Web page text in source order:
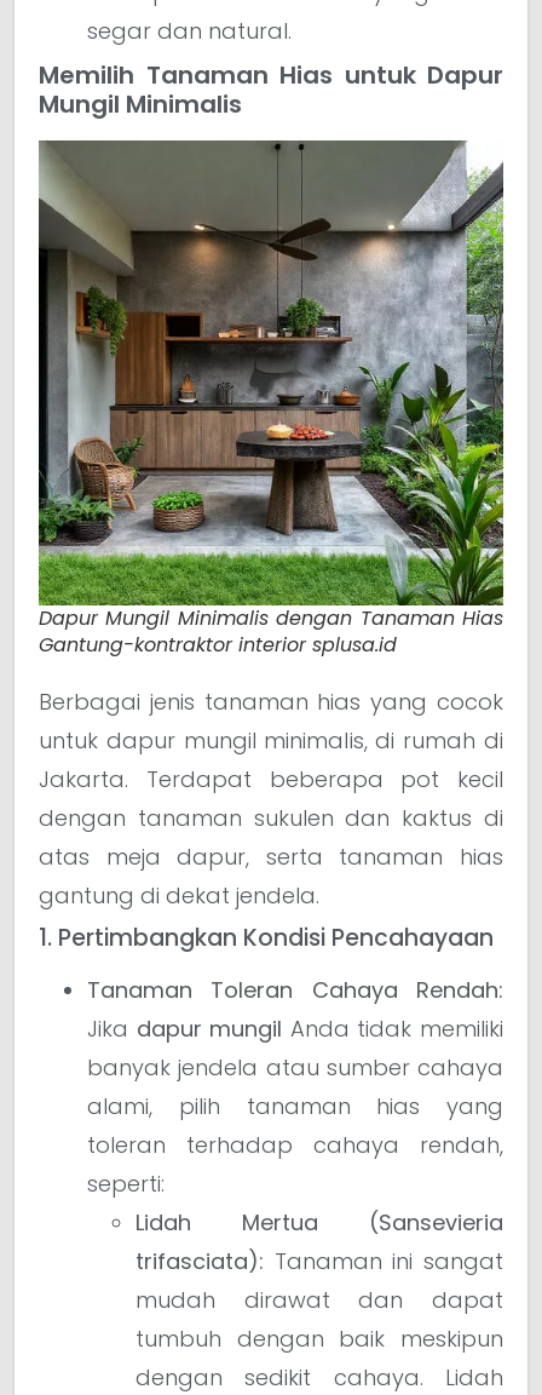
segar dan natural.
Memilih Tanaman Hias untuk Dapur
Mungil Minimalis
Dapur Mungil Minimalis dengan Tanaman Hias
Gantung-kontraktor interior splusa.id
Berbagai jenis tanaman hias yang cocok
untuk dapur mungil minimalis, di rumah di
Jakarta. Terdapat beberapa pot kecil
dengan tanaman sukulen dan kaktus di
atas meja dapur, serta tanaman hias
gantung di dekat jendela.
1. Pertimbangkan Kondisi Pencahayaan
Tanaman Toleran Cahaya Rendah:
Jika dapur mungil Anda tidak memiliki
banyak jendela atau sumber cahaya
alami, pilih tanaman hias yang
toleran terhadap cahaya rendah,
seperti:
Lidah Mertua (Sansevieria
trifasciata): Tanaman ini sangat
mudah dirawat dan dapat
tumbuh dengan baik meskipun
dengan sedikit cahaya. Lidah